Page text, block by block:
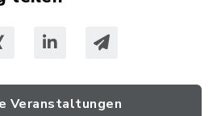
Veranstaltungen